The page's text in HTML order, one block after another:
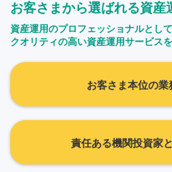
お客さまから選ばれる資産
資産運用のプロフェッショナルとして
クオリティの高い資産運用サービス
お客さま本位の業
責任ある機関投資家